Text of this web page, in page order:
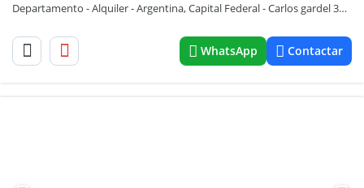
Departamento - Alquiler - Argentina, Capital Federal - Carlos gardel 3110
WhatsApp Contactar